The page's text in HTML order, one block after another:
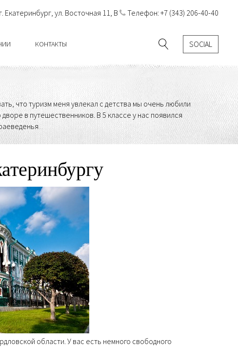
г. Екатеринбург, ул. Восточная 11, В Телефон: +7 (343) 206-40-40
КОНТАКТЫ SOCIAL
что туризм меня увлекал с детства мы очень любили
дворе в путешественников. В 5 классе у нас появился
...
области. У вас есть немного свободного